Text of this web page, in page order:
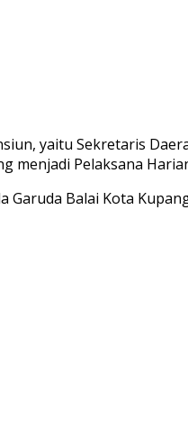
yaitu Sekretaris
menjadi Pelaksana
Balai Kota